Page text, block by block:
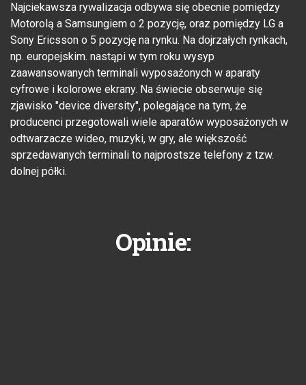
Najciekawsza rywalizacja odbywa się obecnie pomiędzy
Motorolą a Samsungiem o 2 pozycję, oraz pomiędzy LG a
Sony Ericsson o 5 pozycję na rynku. Na dojrzałych rynkach,
np. europejskim. nastąpi w tym roku wysyp
zaawansowanych terminali wyposażonych w aparaty
cyfrowe i kolorowe ekrany. Na świecie obserwuje się
zjawisko "device diversity", polegające na tym, że
producenci przegotowali wiele aparatów wyposażonych w
odtwarzacze wideo, muzyki, w gry, ale większość
sprzedawanych terminali to najprostsze telefony z tzw.
dolnej półki.
Opinie: